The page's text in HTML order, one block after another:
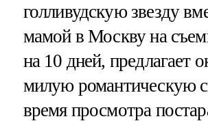
голливудскую звезду
мамой в Москву на
на 10 дней, предлагает
милую романтическую
время просмотра